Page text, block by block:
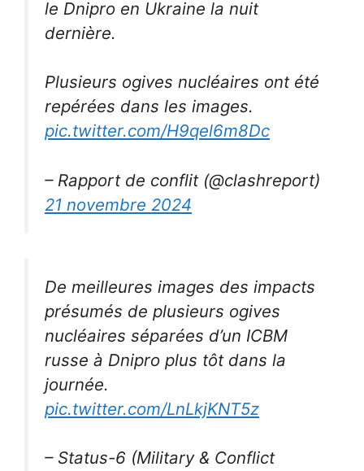
le Dnipro en Ukraine la nuit
dernière.
Plusieurs ogives nucléaires ont été
repérées dans les images.
pic.twitter.com/H9qel6m8Dc
– Rapport de conflit (@clashreport)
21 novembre 2024
De meilleures images des impacts
présumés de plusieurs ogives
nucléaires séparées d’un ICBM
russe à Dnipro plus tôt dans la
journée.
pic.twitter.com/LnLkjKNT5z
– Status-6 (Military & Conflict